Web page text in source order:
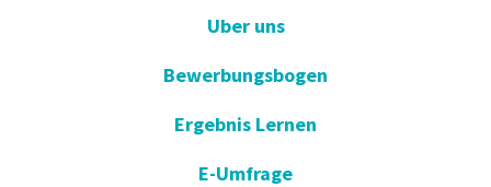
Uber uns
Bewerbungsbogen
Ergebnis Lernen
E-Umfrage